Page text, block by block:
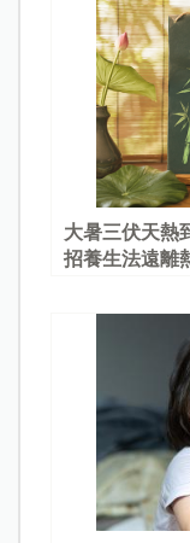
大暑三伏天熱
招養生法遠離